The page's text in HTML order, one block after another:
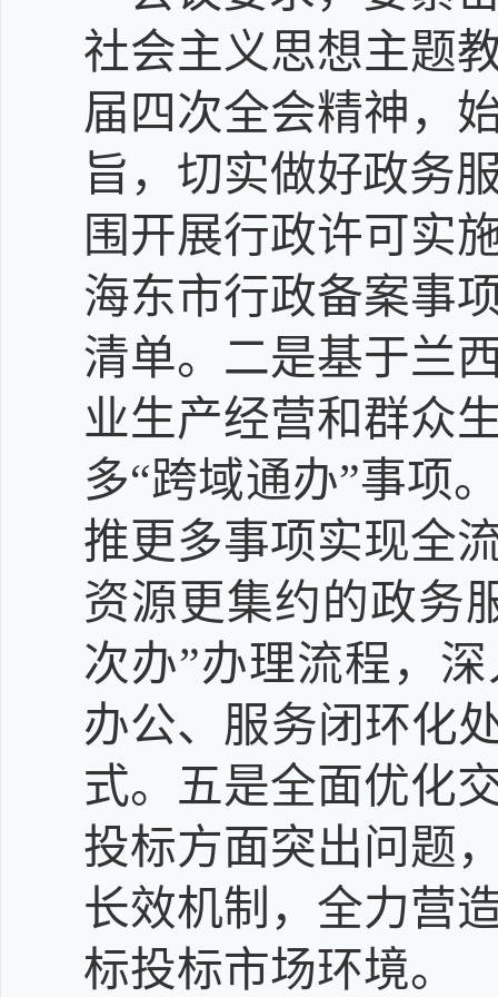
社会主义思想主题
届四次全会精神，
旨，切实做好政务
围 开展行政许可实
海东市行政备案事
清单。 二是基于兰
业生产经营和群众
多“跨域通办”事项
推更多事项实现全
资源更集约的政务
次办”办理流程，
办公、服务闭环化
式。 五是全面优化
投标方面突出问题
长效机制， 全力营
标投标市场环境。